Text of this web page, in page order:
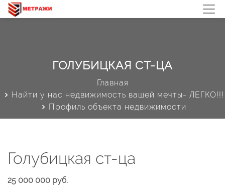
ГОЛУБИЦКАЯ СТ-ЦА
Главная
Найти у нас недвижимость вашей мечты- ЛЕГКО!!!
Профиль объекта недвижимости
Голубицкая ст-ца
25 000 000 руб.